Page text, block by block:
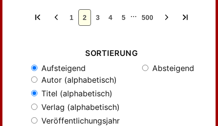
1 2 3 4 5 … 500
SORTIERUNG
Aufsteigend
Absteigend
Autor (alphabetisch)
Titel (alphabetisch)
Verlag (alphabetisch)
Veröffentlichungsjahr